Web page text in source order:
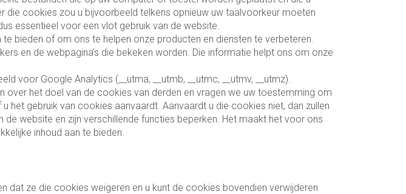
die cookies zou u bijvoorbeeld telkens opnieuw uw taalvoorkeur moeten
essentieel voor een vlot gebruik van de website.
bieden of om ons te helpen onze producten en diensten te verbeteren.
en de webpagina’s die bekeken worden. Die informatie helpt ons om onze
voor Google Analytics (__utma, __utmb, __utmc, __utmv, __utmz).
over het doel van de cookies van derden en vragen we uw toestemming om
het gebruik van cookies aanvaardt. Aanvaardt u die cookies niet, dan zullen
website en zijn verschillende functies beperken. Het maakt het voor ons
inhoud aan te bieden.
dat ze die cookies weigeren en u kunt de cookies bovendien verwijderen